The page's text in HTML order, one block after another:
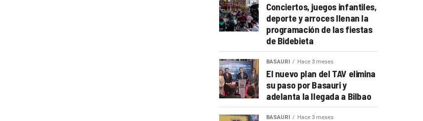
Conciertos, juegos infantiles,
deporte y arroces llenan la
programación de las fiestas
de Bidebieta
BASAURI Hace 3 meses
El nuevo plan del TAV elimina
su paso por Basauri y
adelanta la llegada a Bilbao
BASAURI Hace 3 meses